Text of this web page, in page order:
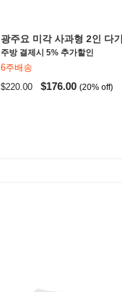
광주요 미각 사과형 2인 다
주방 결제시 5% 추가할인
6주배송
$220.00 $176.00 (20% off)